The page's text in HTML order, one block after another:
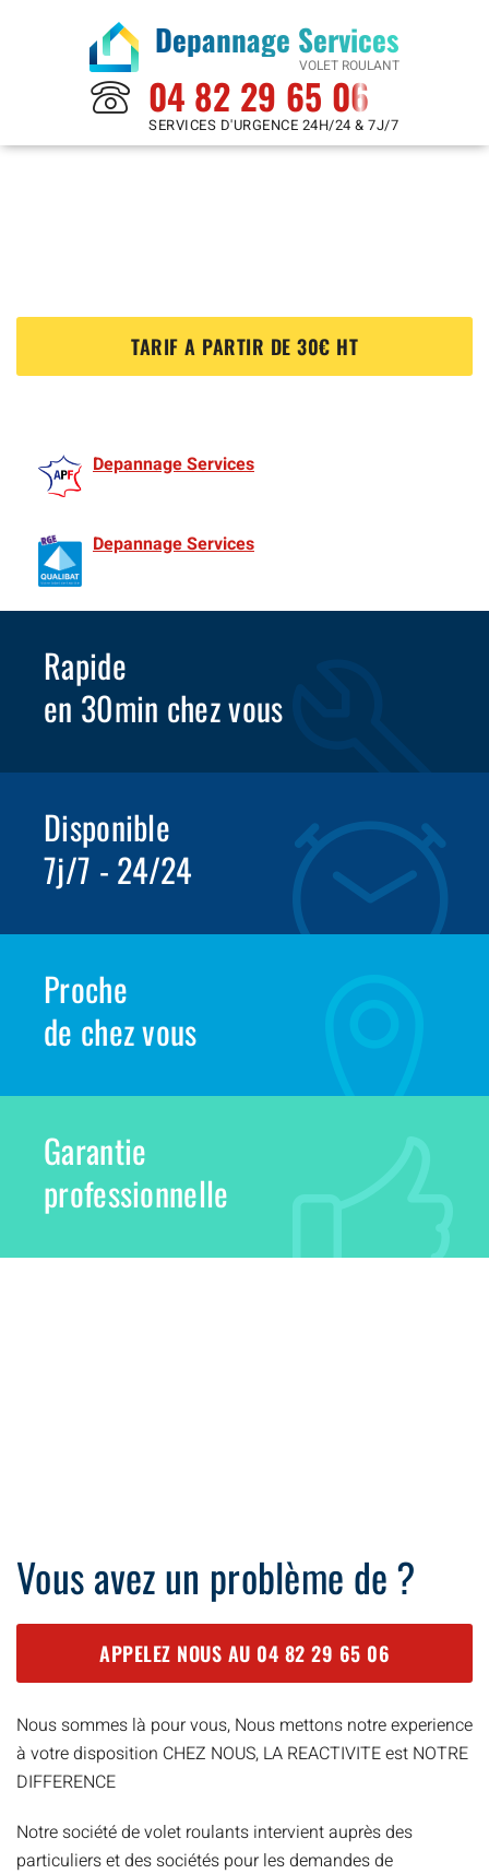
Depannage Services
VOLET ROULANT
04 82 29 65 06
SERVICES D'URGENCE 24H/24 & 7J/7
TARIF A PARTIR DE 30€ HT
Depannage Services
Depannage Services
Rapide
en 30min chez vous
Disponible
7j/7 - 24/24
Proche
de chez vous
Garantie
professionnelle
Vous avez un problème de ?
APPELEZ NOUS AU 04 82 29 65 06
Nous sommes là pour vous, Nous mettons notre experience
à votre disposition CHEZ NOUS, LA REACTIVITE est NOTRE
DIFFERENCE
Notre société de volet roulants intervient auprès des
particuliers et des sociétés pour les demandes de